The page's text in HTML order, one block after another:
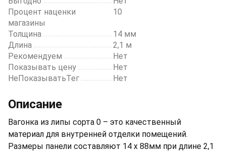
Процент наценки
магазины
10
Толщина
14 мм
Длина
2,1 м
Рекомендуем
Нет
Показывать цену
Нет
НеПоказыватьТег
Нет
Описание
Вагонка из липы сорта 0 – это качественный
материал для внутренней отделки помещений.
Размеры панели составляют 14 х 88мм при длине 2,1